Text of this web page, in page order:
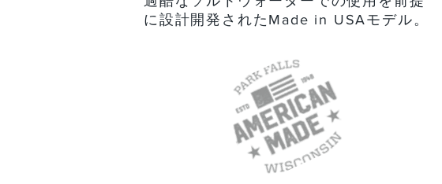
に設計開発されたMade in USAモデル。